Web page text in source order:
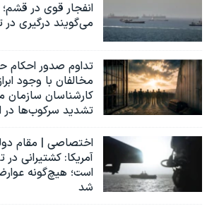
انفجار قوی در
می‌گویند درگیری در
تداوم صدور احکام
مخالفان با وجود
کارشناسان سازمان
تشدید سرکوب‌ها در
اختصاصی | مقام
آمریکا: کشتیرانی در
است؛ هیچ‌گونه
شد